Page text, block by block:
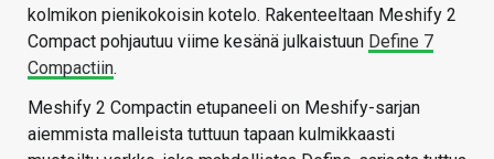
kolmikon pienikokoisin kotelo. Rakenteeltaan Meshify 2
Compact pohjautuu viime kesänä julkaistuun Define 7
Compactiin.
Meshify 2 Compactin etupaneeli on Meshify-sarjan
aiemmista malleista tuttuun tapaan kulmikkaasti